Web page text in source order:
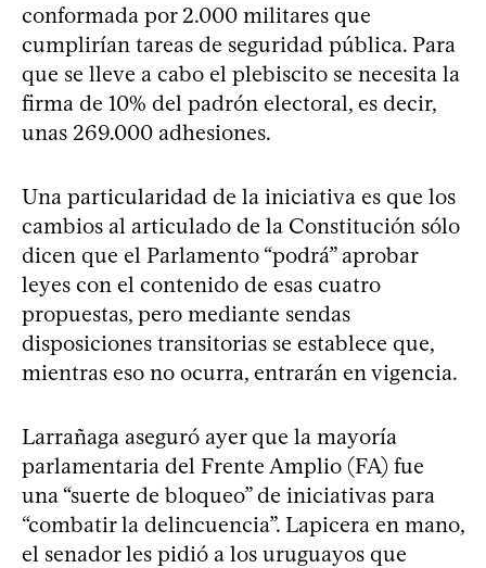
conformada por 2.000 militares que
cumplirían tareas de seguridad pública. Para
que se lleve a cabo el plebiscito se necesita la
firma de 10% del padrón electoral, es decir,
unas 269.000 adhesiones.
Una particularidad de la iniciativa es que los
cambios al articulado de la Constitución sólo
dicen que el Parlamento “podrá” aprobar
leyes con el contenido de esas cuatro
propuestas, pero mediante sendas
disposiciones transitorias se establece que,
mientras eso no ocurra, entrarán en vigencia.
Larrañaga aseguró ayer que la mayoría
parlamentaria del Frente Amplio (FA) fue
una “suerte de bloqueo” de iniciativas para
“combatir la delincuencia”. Lapicera en mano,
el senador les pidió a los uruguayos que